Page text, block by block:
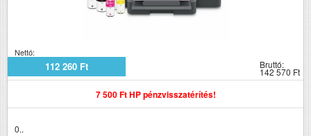
Nettó:
112 260 Ft Bruttó:
142 570 Ft
7 500 Ft HP pénzvisszatérítés!
0..